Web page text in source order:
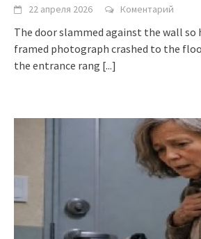
22 апреля 2026 Коментарий
The door slammed against the wall so
framed photograph crashed to the
the entrance rang [...]